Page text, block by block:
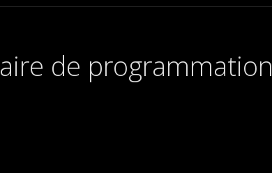
de programmation